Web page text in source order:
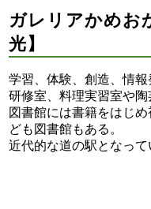
ガレリアかめお
光】
学習、体験、創造、情報
研修室、料理実習室や陶
図書館には書籍をはじ
ども図書館もある。
近代的な道の駅となって